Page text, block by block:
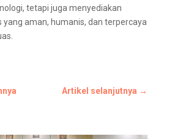
tetapi juga menyediakan
aman, humanis, dan terpercaya
Artikel selanjutnya →